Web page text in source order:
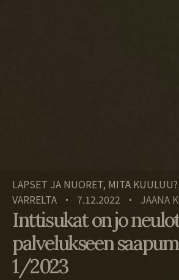
LAPSET JA NUORET, MITÄ
VARRELTA
• 7.12.2022 • JAANA
Inttisukat on jo
palvelukseen
1/2023